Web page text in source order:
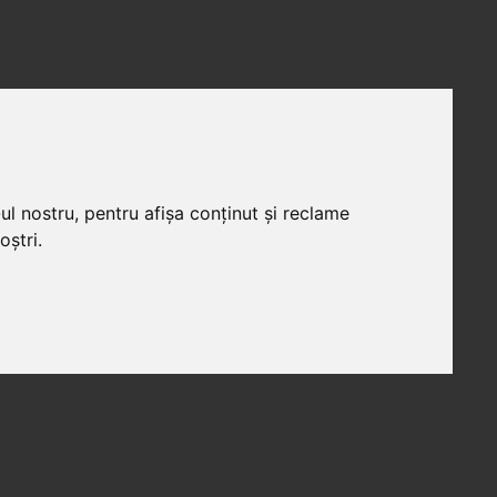
nostru, pentru afișa conținut și reclame